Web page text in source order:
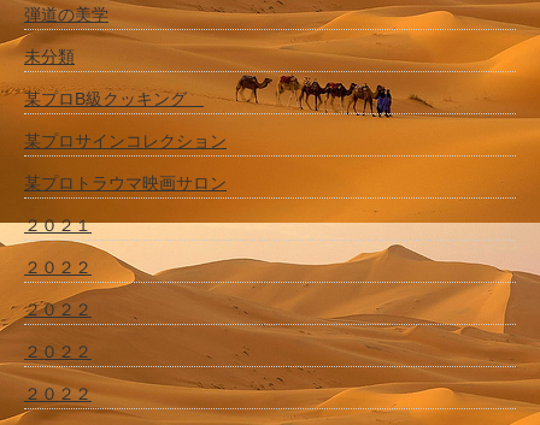
弾道の美学
未分類
某プロB級クッキング
某プロサインコレクション
某プロトラウマ映画サロン
２０２１
２０２２
２０２２
２０２２
２０２２